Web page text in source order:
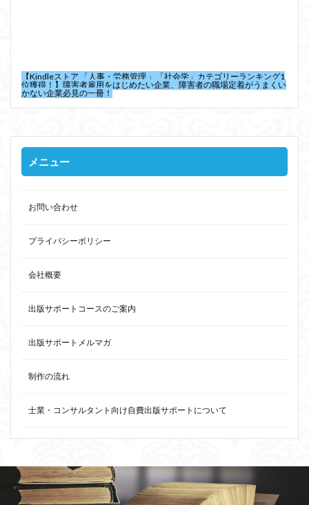
【Kindleストア 「人事・労務管理 」「社会学」カテゴリーランキング1
位獲得！】障害者雇用をはじめたい企業、障害者の職場定着がうまくい
かない企業必見の一冊！
メニュー
お問い合わせ
プライバシーポリシー
会社概要
出版サポートコースのご案内
出版サポートメルマガ
制作の流れ
士業・コンサルタント向け自費出版サポートについて